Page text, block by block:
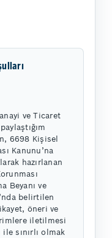
ve Ticaret
6698 Kişisel
Kanunu’na
hazırlanan
Beyanı ve
belirtilen
öneri ve
iletilmesi
ile sınırlı olmak